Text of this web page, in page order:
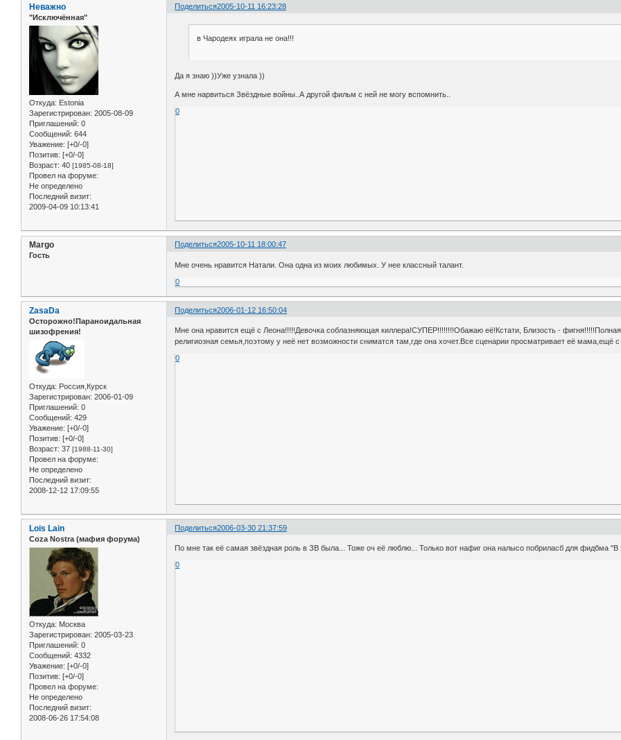
Поделиться2005-10-11 16:23:28
Неважно
"Исключённая"
Откуда: Estonia
Зарегистрирован: 2005-08-09
Приглашений: 0
Сообщений: 644
Уважение: [+0/-0]
Позитив: [+0/-0]
Возраст: 40 [1985-08-18]
Провел на форуме:
Не определено
Последний визит:
2009-04-09 10:13:41
в Чародеях играла не она!!!
Да я знаю ))Уже узнала ))
А мне нарвиться Звёздные войны..А другой фильм с ней не могу вспомнить..
0
Поделиться2005-10-11 18:00:47
Margo
Гость
Мне очень нравится Натали. Она одна из моих любимых. У нее классный талант.
0
Поделиться2006-01-12 16:50:04
ZasaDa
Осторожно!Параноидальная
шизофрения!
Откуда: Россия,Курск
Зарегистрирован: 2006-01-09
Приглашений: 0
Сообщений: 429
Уважение: [+0/-0]
Позитив: [+0/-0]
Возраст: 37 [1988-11-30]
Провел на форуме:
Не определено
Последний визит:
2008-12-12 17:09:55
Мне она нравится ещё с Леона!!!!!Девочка соблазняющая киллера!СУПЕР!!!!!!!!Обажаю её!Кстати, Близость -
религиозная семья,поэтому у неё нет возможности сниматся там,где она хочет.Все сценарии просматривает её мама,ещё
0
Поделиться2006-03-30 21:37:59
Lois Lain
Coza Nostra (мафия форума)
Откуда: Москва
Зарегистрирован: 2005-03-23
Приглашений: 0
Сообщений: 4332
Уважение: [+0/-0]
Позитив: [+0/-0]
Провел на форуме:
Не определено
Последний визит:
2008-06-26 17:54:08
По мне так её самая звёздная роль в ЗВ была... Тоже оч её люблю... Только вот нафиг она налысо побриласб для фидбма "В
0